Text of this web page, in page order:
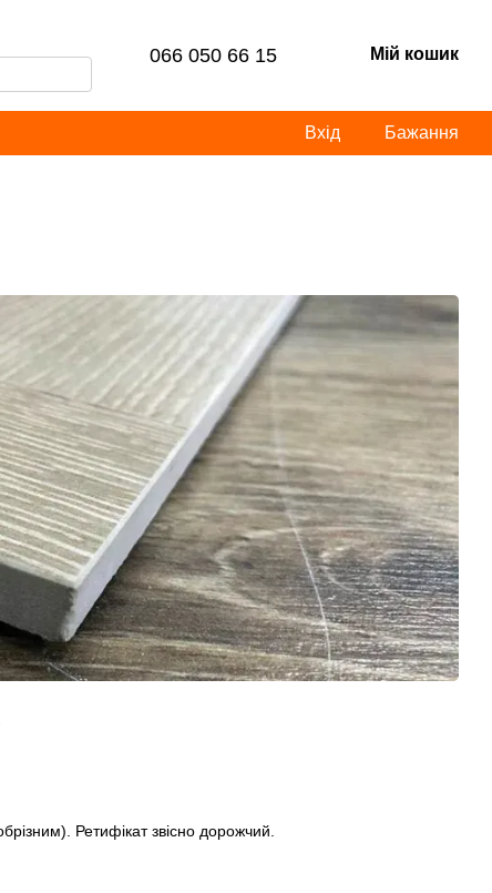
066 050 66 15 Мій кошик
Вхід Бажання
Ретифікат звісно дорожчий.